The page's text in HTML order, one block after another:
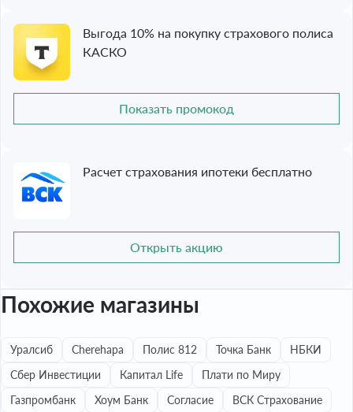
Выгода 10% на покупку страхового полиса
КАСКО
Показать промокод
Расчет страхования ипотеки бесплатно
Открыть акцию
Похожие магазины
Уралсиб Cherehapa Полис 812 Точка Банк
НБКИ
Сбер Инвестиции
Капитал Life
Плати по Миру
Газпромбанк
Хоум Банк Согласие ВСК Страхование